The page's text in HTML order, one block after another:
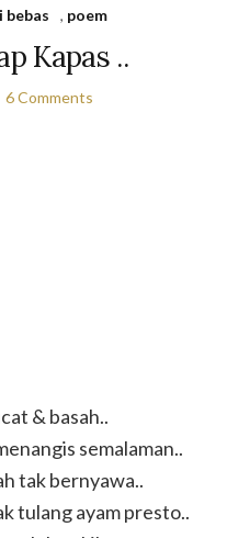
bebas , poem
Kapas ..
6 Comments
& basah..
semalaman..
tak bernyawa..
tulang ayam presto..